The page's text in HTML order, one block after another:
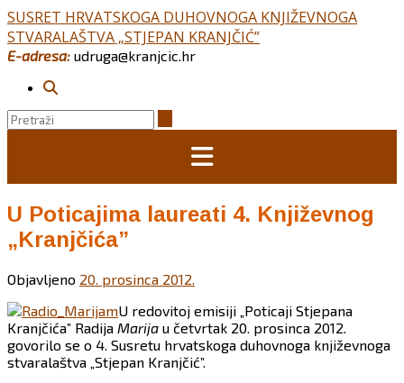
Skip
to
content
SUSRET HRVATSKOGA DUHOVNOGA KNJIŽEVNOGA
STVARALAŠTVA „STJEPAN KRANJČIĆ”
E-adresa: udruga@kranjcic.hr
U Poticajima laureati 4. Književnog
„Kranjčića”
Objavljeno 20. prosinca 2012.
U redovitoj emisiji „Poticaji Stjepana
Kranjčića” Radija Marija u četvrtak 20. prosinca 2012.
govorilo se o 4. Susretu hrvatskoga duhovnoga književnoga
stvaralaštva „Stjepan Kranjčić”.